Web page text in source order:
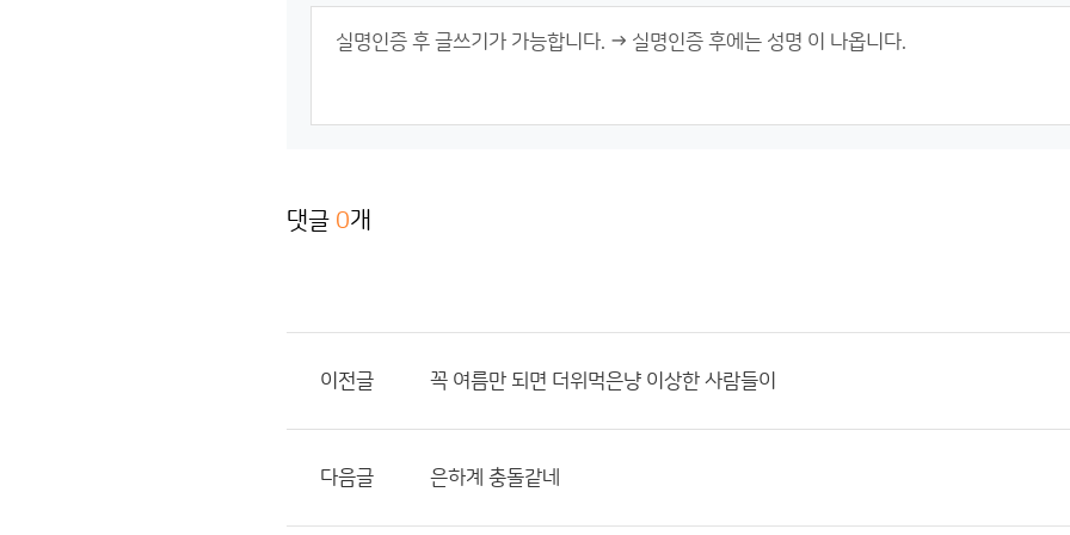
댓글 0개
이전글 꼭 여름만 되면 더위먹은냥 이상한 사람들이
다음글 은하계 충돌같네